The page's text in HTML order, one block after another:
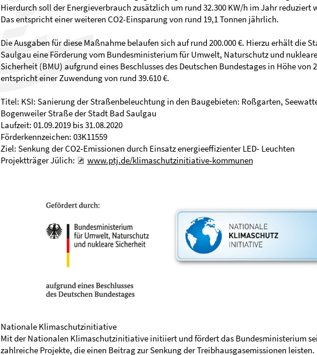
Hierdurch soll der Energieverbrauch zusätzlich um rund 32.300 KW/h im Jahr reduziert
Das entspricht einer weiteren CO2-Einsparung von rund 19,1 Tonnen jährlich.
Die Ausgaben für diese Maßnahme belaufen sich auf rund 200.000 €. Hierzu erhält die
Saulgau eine Förderung vom Bundesministerium für Umwelt, Naturschutz und nukleare
Sicherheit (BMU) aufgrund eines Beschlusses des Deutschen Bundestages in Höhe von
entspricht einer Zuwendung von rund 39.610 €.
Titel: KSI: Sanierung der Straßenbeleuchtung in den Baugebieten: Roßgarten,
Bogenweiler Straße der Stadt Bad Saulgau
Laufzeit: 01.09.2019 bis 31.08.2020
Förderkennzeichen: 03K11559
Ziel: Senkung der CO2-Emissionen durch Einsatz energieeffizienter LED- Leuchten
Projektträger Jülich:
www.ptj.de/klimaschutzinitiative-kommunen
Nationale Klimaschutzinitiative
Mit der Nationalen Klimaschutzinitiative initiiert und fördert das Bundesministerium
zahlreiche Projekte, die einen Beitrag zur Senkung der Treibhausgasemissionen leisten.